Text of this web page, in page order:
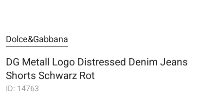
Dolce&Gabbana
DG Metall Logo Distressed Denim Jeans
Shorts Schwarz Rot
ID: 14763